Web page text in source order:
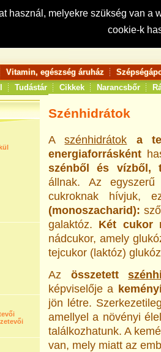
használ, melyekre szükség van
cookie-k
Keresés:
Vitamin, egészség áruház
Tudástár Cikkek Narancsbőr
Szénhidrátok
Aszénhidrátok
a
energiaforrásként
szénből és vízből,
állnak. Az
cukroknak hívjuk,
(monoszacharid):
galaktóz. Két cukor
nádcukor, amely
tejcukor (laktóz)
Az összetett
képviselője a
jön létre.
amellyel a növényi
találkozhatunk. A
van, mely miatt az